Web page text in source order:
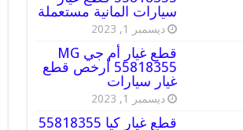
سيارات المانية مستعملة
ديسمبر 1, 2023
قطع غيار أم جي MG
55818355 أرخص قطع
غيار سيارات
ديسمبر 1, 2023
قطع غيار كيا 55818355